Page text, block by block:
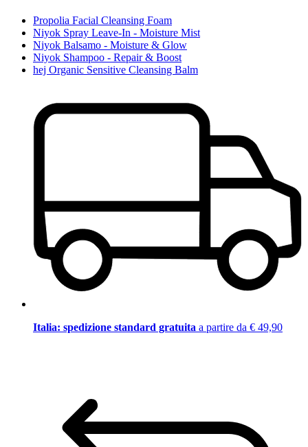
Propolia Facial Cleansing Foam
Niyok Spray Leave-In - Moisture Mist
Niyok Balsamo - Moisture & Glow
Niyok Shampoo - Repair & Boost
hej Organic Sensitive Cleansing Balm
Italia: spedizione standard gratuita a partire da € 49,90